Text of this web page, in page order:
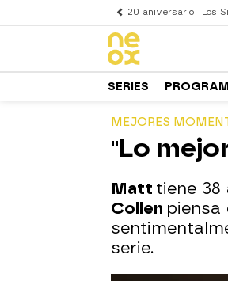
20 aniversario Los
SERIES
MEJORES
"Lo
Matt tiene
Collen
serie.